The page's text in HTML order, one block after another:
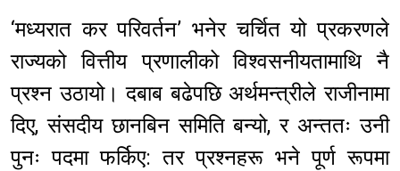
‘मध्यरात कर परिवर्तन’ भनेर चर्चित यो प्रकरणले
राज्यको वित्तीय प्रणालीको विश्वसनीयतामाथि नै
प्रश्न उठायो। दबाब बढेपछि अर्थमन्त्रीले राजीनामा
दिए, संसदीय छानबिन समिति बन्यो, र अन्ततः उनी
पुनः पदमा फर्किए: तर प्रश्नहरू भने पूर्ण रूपमा